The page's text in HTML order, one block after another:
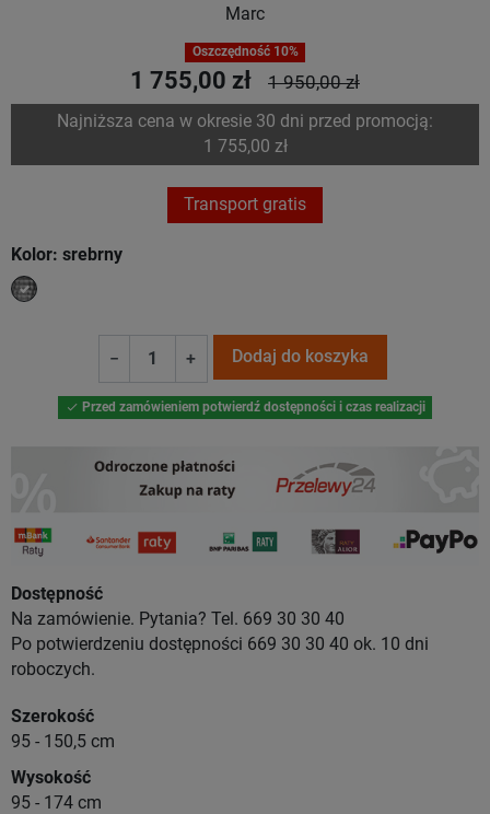
Marc
Oszczędność 10%
1 755,00 zł 1 950,00 zł
Najniższa cena w okresie 30 dni przed promocją:
1 755,00 zł
Transport gratis
Kolor: srebrny
srebrny
− + Dodaj do koszyka
 Przed zamówieniem potwierdź dostępności i czas realizacji
Dostępność
Na zamówienie. Pytania? Tel. 669 30 30 40
Po potwierdzeniu dostępności 669 30 30 40 ok. 10 dni
roboczych.
Szerokość
95 - 150,5 cm
Wysokość
95 - 174 cm